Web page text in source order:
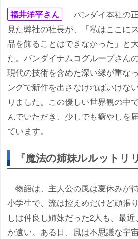
福井洋平さん
バンダイ本社の
見た弊社の社長が、「私はここに
品を飾ることはできなかった」と
た。バンダイナムコグループさん
現代の技術を含めた深い縁が重な
ングで新作を出さなければいけな
りました。この優しい世界観の中
んでいただき、少しでも癒やしを
ています。
『魔法の姉妹ルルットリ
物語は、主人公の風は夏休みが
小学生で、流は控えめだけど頑張
しは仲良し姉妹だった2人も、最
か遠い。ある日、風は不思議な宇